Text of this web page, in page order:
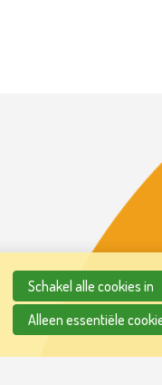
Schakel alle cookies in
Alleen essentiële